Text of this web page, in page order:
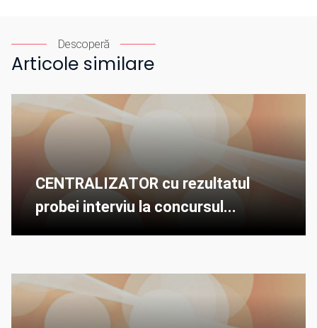
Descoperă
Articole similare
CENTRALIZATOR cu rezultatul
probei interviu la concursul...